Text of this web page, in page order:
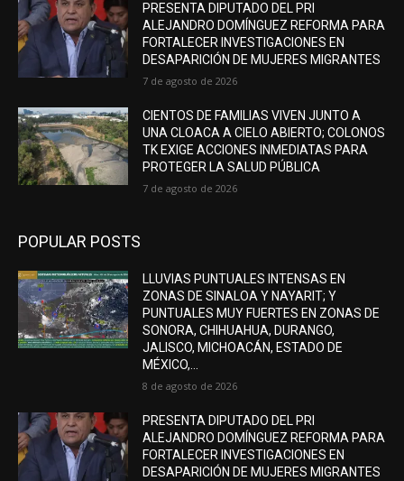
PRESENTA DIPUTADO DEL PRI
ALEJANDRO DOMÍNGUEZ REFORMA PARA
FORTALECER INVESTIGACIONES EN
DESAPARICIÓN DE MUJERES MIGRANTES
7 de agosto de 2026
CIENTOS DE FAMILIAS VIVEN JUNTO A
UNA CLOACA A CIELO ABIERTO; COLONOS
TK EXIGE ACCIONES INMEDIATAS PARA
PROTEGER LA SALUD PÚBLICA
7 de agosto de 2026
POPULAR POSTS
LLUVIAS PUNTUALES INTENSAS EN
ZONAS DE SINALOA Y NAYARIT; Y
PUNTUALES MUY FUERTES EN ZONAS DE
SONORA, CHIHUAHUA, DURANGO,
JALISCO, MICHOACÁN, ESTADO DE
MÉXICO,...
8 de agosto de 2026
PRESENTA DIPUTADO DEL PRI
ALEJANDRO DOMÍNGUEZ REFORMA PARA
FORTALECER INVESTIGACIONES EN
DESAPARICIÓN DE MUJERES MIGRANTES